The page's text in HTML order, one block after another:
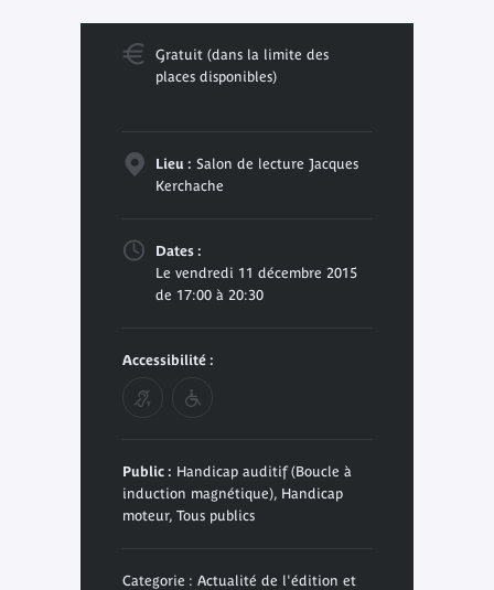
Gratuit (dans la limite des
places disponibles)
Lieu : Salon de lecture Jacques
Kerchache
Dates :
Le vendredi 11 décembre 2015
de 17:00 à 20:30
Accessibilité :
Public : Handicap auditif (Boucle à
induction magnétique), Handicap
moteur, Tous publics
Categorie : Actualité de l'édition et